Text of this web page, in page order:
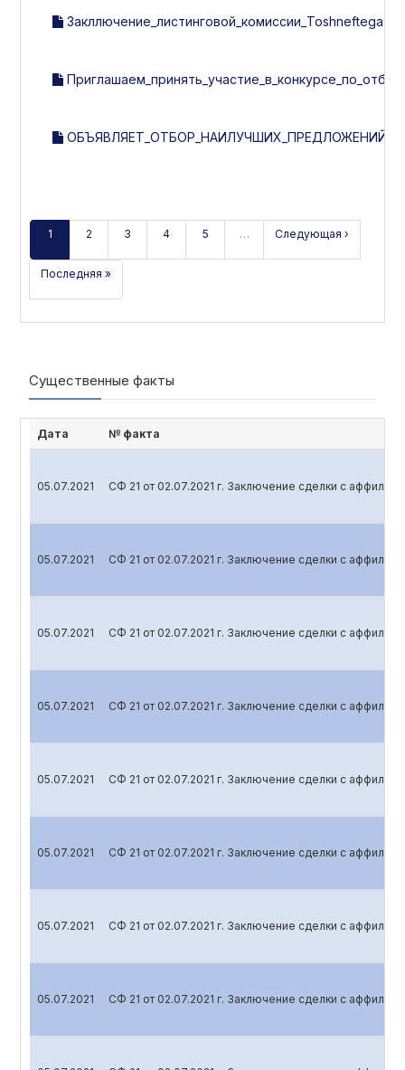
1 2 3 4 5 … Следующая ›
Последняя »
Существенные факты
Дата № факта
05.07.2021 СФ 21 от 02.07.2021 г. Заключение сделки с
05.07.2021 СФ 21 от 02.07.2021 г. Заключение сделки с
05.07.2021 СФ 21 от 02.07.2021 г. Заключение сделки с
05.07.2021 СФ 21 от 02.07.2021 г. Заключение сделки с
05.07.2021 СФ 21 от 02.07.2021 г. Заключение сделки с
05.07.2021 СФ 21 от 02.07.2021 г. Заключение сделки с
05.07.2021 СФ 21 от 02.07.2021 г. Заключение сделки с
05.07.2021 СФ 21 от 02.07.2021 г. Заключение сделки с